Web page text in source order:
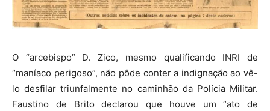
O “arcebispo” D. Zico, mesmo qualificando INRI de
“maníaco perigoso”, não pôde conter a indignação ao vê-
lo desfilar triunfalmente no caminhão da Polícia Militar.
Faustino de Brito declarou que houve um “ato de